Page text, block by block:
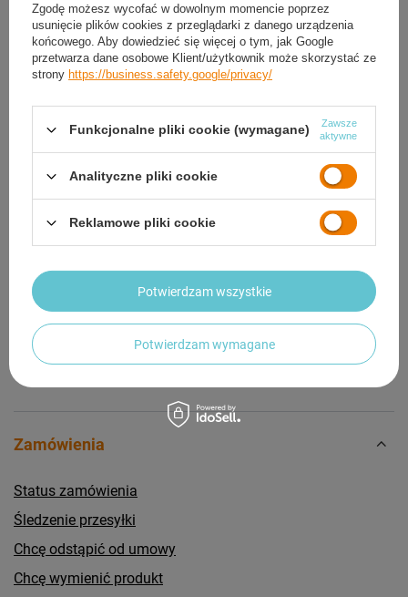
OPIS
GWARANCJA
OPINIE
Potrzebujesz pomocy? Masz pytania?
Zadaj pytanie a my odpowiemy niezwłocznie,
najciekawsze pytania i odpowiedzi publikując
dla innych.
Zamówienia
Status zamówienia
Śledzenie przesyłki
Chcę odstąpić od umowy
Chcę wymienić produkt
Zgodę możesz wycofać w dowolnym momencie poprzez
usunięcie plików cookies z przeglądarki z danego urządzenia
końcowego. Aby dowiedzieć się więcej o tym, jak Google
przetwarza dane osobowe Klient/użytkownik może skorzystać ze
strony https://business.safety.google/privacy/
Funkcjonalne pliki cookie (wymagane)
Zawsze
aktywne
Analityczne pliki cookie
Reklamowe pliki cookie
Potwierdzam wymagane
Potwierdzam wszystkie